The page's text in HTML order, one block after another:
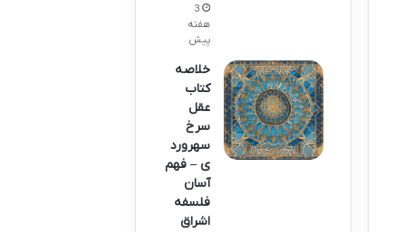
3
هفته
پیش
خلاصه
کتاب
عقل
سرخ
سهرورد
ی – فهم
آسان
فلسفه
اشراق